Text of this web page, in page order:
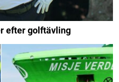
efter golftävling